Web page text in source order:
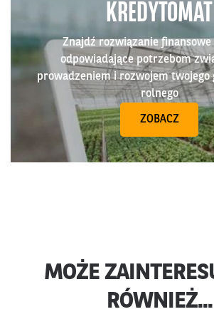
KREDYTOMAT
Znajdź rozwiązanie finansowe
odpowiadające potrzebom
prowadzeniem i rozwojem twojego
rolnego
ZOBACZ
MOŻE
RÓWNIEŻ...